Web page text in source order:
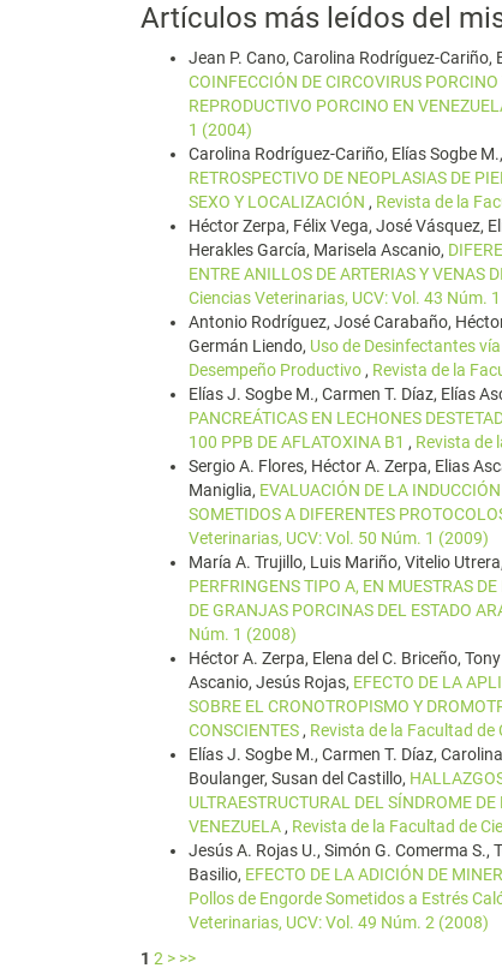
Artículos más leídos del
Jean P. Cano, Carolina Rodríguez-Cariño,
COINFECCIÓN DE CIRCOVIRUS
REPRODUCTIVO PORCINO EN
1 (2004)
Carolina Rodríguez-Cariño, Elías Sogbe
RETROSPECTIVO DE NEOPLASIAS DE
SEXO Y LOCALIZACIÓN , Revista de la
Héctor Zerpa, Félix Vega, José Vásquez,
Herakles García, Marisela Ascanio,
ENTRE ANILLOS DE ARTERIAS Y VENAS
Ciencias Veterinarias, UCV: Vol. 43 Núm.
Antonio Rodríguez, José Carabaño,
Germán Liendo, Uso de Desinfectantes
Desempeño Productivo , Revista de la
Elías J. Sogbe M., Carmen T. Díaz, Elías
PANCREÁTICAS EN LECHONES
100 PPB DE AFLATOXINA B1 , Revista de
Sergio A. Flores, Héctor A. Zerpa, Elias
Maniglia, EVALUACIÓN DE LA
SOMETIDOS A DIFERENTES
Veterinarias, UCV: Vol. 50 Núm. 1 (2009)
María A. Trujillo, Luis Mariño, Vitelio Utrera,
PERFRINGENS TIPO A, EN MUESTRAS
DE GRANJAS PORCINAS DEL ESTADO
Núm. 1 (2008)
Héctor A. Zerpa, Elena del C. Briceño,
Ascanio, Jesús Rojas, EFECTO DE LA
SOBRE EL CRONOTROPISMO Y
CONSCIENTES , Revista de la Facultad de
Elías J. Sogbe M., Carmen T. Díaz,
Boulanger, Susan del Castillo,
ULTRAESTRUCTURAL DEL SÍNDROME
VENEZUELA , Revista de la Facultad de
Jesús A. Rojas U., Simón G. Comerma
Basilio, EFECTO DE LA ADICIÓN DE
Pollos de Engorde Sometidos a Estrés
Veterinarias, UCV: Vol. 49 Núm. 2 (2008)
1 2 > >>